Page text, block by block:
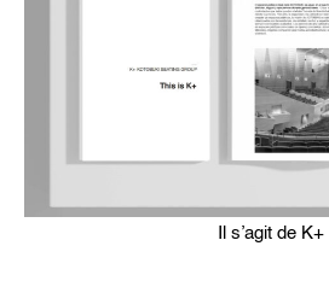
Il s’agit de K+